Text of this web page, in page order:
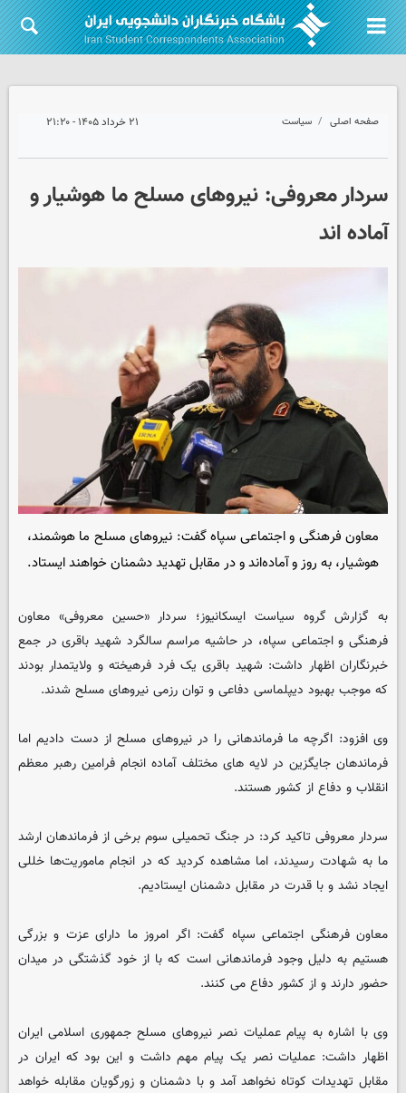
صفحه اصلی سیاست ۲۱ خرداد ۱۴۰۵ - ۲۱:۲۰
سردار معروفی: نیروهای مسلح ما هوشیار و
آماده اند
معاون فرهنگی و اجتماعی سپاه گفت: نیروهای مسلح ما هوشمند،
هوشیار، به روز و آماده‌اند و در مقابل تهدید دشمنان خواهند ایستاد.
به گزارش گروه سیاست ایسکانیوز؛ سردار «حسین معروفی» معاون
فرهنگی و اجتماعی سپاه، در حاشیه مراسم سالگرد شهید باقری در جمع
خبرنگاران اظهار داشت: شهید باقری یک فرد فرهیخته و ولایتمدار بودند
که موجب بهبود دیپلماسی دفاعی و توان رزمی نیروهای مسلح شدند.
وی افزود: اگرچه ما فرماندهانی را در نیروهای مسلح از دست دادیم اما
فرماندهان جایگزین در لایه های مختلف آماده انجام فرامین رهبر معظم
انقلاب و دفاع از کشور هستند.
سردار معروفی تاکید کرد: در جنگ تحمیلی سوم برخی از فرماندهان ارشد
ما به شهادت رسیدند، اما مشاهده کردید که در انجام ماموریت‌ها خللی
ایجاد نشد و با قدرت در مقابل دشمنان ایستادیم.
معاون فرهنگی اجتماعی سپاه گفت: اگر امروز ما دارای عزت و بزرگی
هستیم به دلیل وجود فرماندهانی است که با از خود گذشتگی در میدان
حضور دارند و از کشور دفاع می کنند.
وی با اشاره به پیام عملیات نصر نیروهای مسلح جمهوری اسلامی ایران
اظهار داشت: عملیات نصر یک پیام مهم داشت و این بود که ایران در
مقابل تهدیدات کوتاه نخواهد آمد و با دشمنان و زورگویان مقابله خواهد